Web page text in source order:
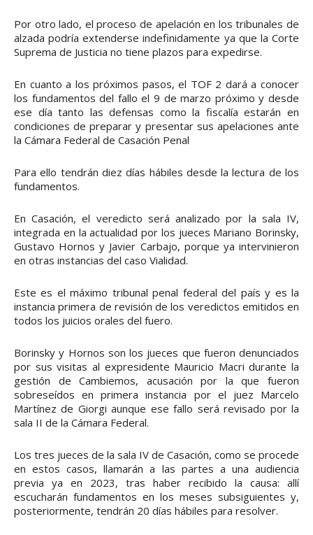
Por otro lado, el proceso de apelación en los tribunales de
alzada podría extenderse indefinidamente ya que la Corte
Suprema de Justicia no tiene plazos para expedirse.
En cuanto a los próximos pasos, el TOF 2 dará a conocer
los fundamentos del fallo el 9 de marzo próximo y desde
ese día tanto las defensas como la fiscalía estarán en
condiciones de preparar y presentar sus apelaciones ante
la Cámara Federal de Casación Penal
Para ello tendrán diez días hábiles desde la lectura de los
fundamentos.
En Casación, el veredicto será analizado por la sala IV,
integrada en la actualidad por los jueces Mariano Borinsky,
Gustavo Hornos y Javier Carbajo, porque ya intervinieron
en otras instancias del caso Vialidad.
Este es el máximo tribunal penal federal del país y es la
instancia primera de revisión de los veredictos emitidos en
todos los juicios orales del fuero.
Borinsky y Hornos son los jueces que fueron denunciados
por sus visitas al expresidente Mauricio Macri durante la
gestión de Cambiemos, acusación por la que fueron
sobreseídos en primera instancia por el juez Marcelo
Martínez de Giorgi aunque ese fallo será revisado por la
sala II de la Cámara Federal.
Los tres jueces de la sala IV de Casación, como se procede
en estos casos, llamarán a las partes a una audiencia
previa ya en 2023, tras haber recibido la causa: allí
escucharán fundamentos en los meses subsiguientes y,
posteriormente, tendrán 20 días hábiles para resolver.